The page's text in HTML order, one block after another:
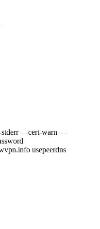
stderr —cert-warn —
usepeerdns